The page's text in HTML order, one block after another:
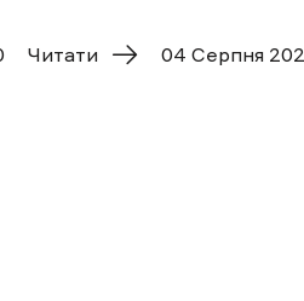
Читати 04 Cерпня